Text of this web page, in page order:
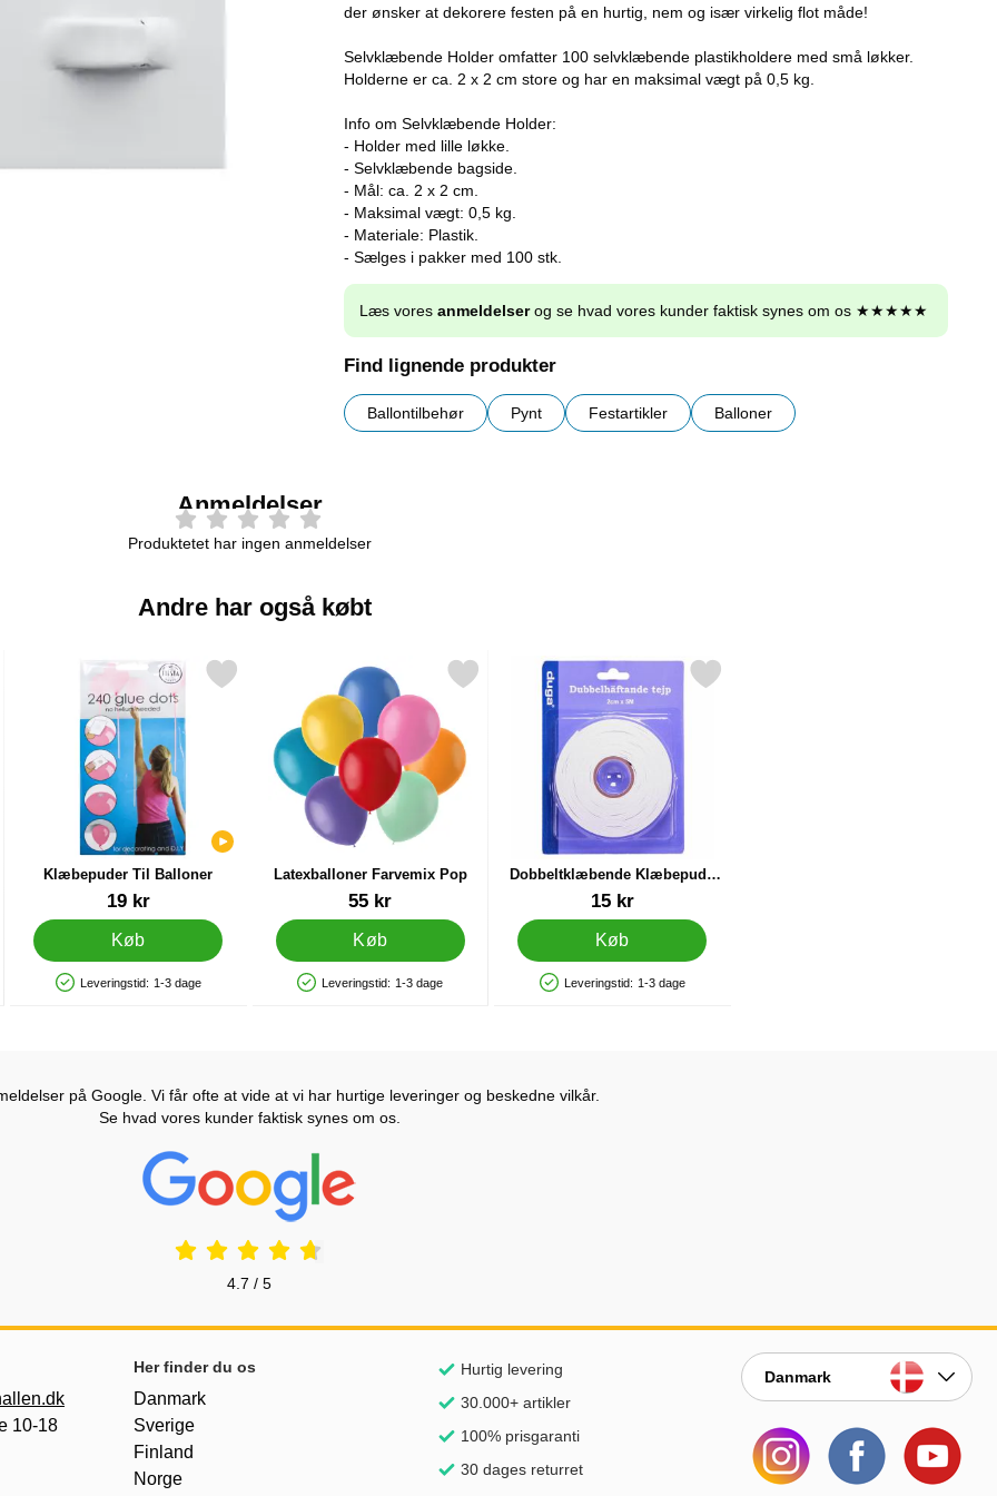
der ønsker at dekorere festen på en hurtig, nem og især virkelig flot måde!
Selvklæbende Holder omfatter 100 selvklæbende plastikholdere med små løkker.
Holderne er ca. 2 x 2 cm store og har en maksimal vægt på 0,5 kg.
Info om Selvklæbende Holder:
- Holder med lille løkke.
- Selvklæbende bagside.
- Mål: ca. 2 x 2 cm.
- Maksimal vægt: 0,5 kg.
- Materiale: Plastik.
- Sælges i pakker med 100 stk.
Læs vores anmeldelserog se hvad vores kunder faktisk synes om os ★★★★★
Find lignende produkter
Ballontilbehør Pynt Festartikler Balloner
Anmeldelser
Produktetet har ingen anmeldelser
Andre har også købt
(20-25 cm) som favorit
Klæbepuder Til Balloner
19 kr
Køb
Produkttilgængelighed: På lager
Leveringstid: 1-3 dage
Markér klæbepuder Til Balloner som favorit
Latexballoner Farvemix Pop
55 kr
Køb
Produkttilgængelighed: På lager
Leveringstid: 1-3 dage
Markér latexballoner Farvemix Pop som favorit
Dobbeltklæbende Klæbepude
Tape 5m
15 kr
Køb
Produkttilgængelighed: På lager
Leveringstid: 1-3 dage
Markér dobbeltklæbende Klæbepude Tape 5m som favorit
på Google. Vi får ofte at vide at vi har hurtige leveringer og beskedne vilkår.
Se hvad vores kunder faktisk synes om os.
Prisjakt Anmeldelser: 4.7 Stjerne
4.7 / 5
10-18
Her finder du os
Danmark
Sverige
Finland
Norge
Hurtig levering
30.000+ artikler
100% prisgaranti
30 dages returret
Danmark